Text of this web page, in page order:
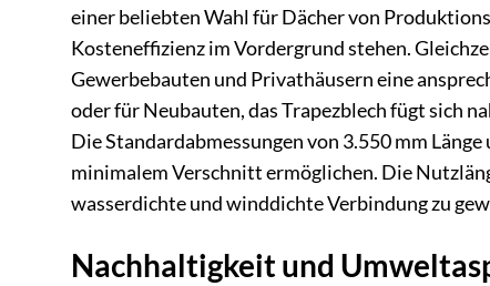
einer beliebten Wahl für Dächer von
Kosteneffizienz im Vordergrund stehen.
Gewerbebauten und Privathäusern eine
oder für Neubauten, das Trapezblech fügt sich
Die Standardabmessungen von 3.550 mm
minimalem Verschnitt ermöglichen. Die
wasserdichte und winddichte Verbindung zu
Nachhaltigkeit und